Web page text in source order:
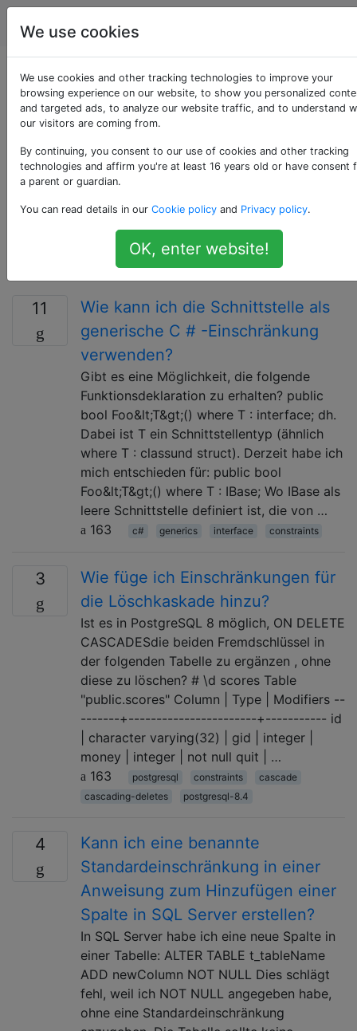
Programmierung
Als «constraints»
getaggte Fragen
Eine Einschränkung ist eine Bedingung, die in einem
bestimmten Kontext erfüllt sein muss. Einschränkungen
Programmiersprachen verwendet, um Fehler zu
erkennen, Datenkonsistenz und -genauigkeit
sicherzustellen und Geschäftsanforderungen
11
Wie kann ich die Schnittstelle als
generische C # -Einschränkung
verwenden?
Gibt es eine Möglichkeit, die folgende
Funktionsdeklaration zu erhalten? public
bool Foo&lt;T&gt;() where T : interface; dh.
Dabei ist T ein Schnittstellentyp (ähnlich
where T : classund struct). Derzeit habe ich
mich entschieden für: public bool
Foo&lt;T&gt;() where T : IBase; Wo IBase als
leere Schnittstelle definiert ist, die von …
163
c# generics interface constraints
3
Wie füge ich Einschränkungen für
die Löschkaskade hinzu?
Ist es in PostgreSQL 8 möglich, ON DELETE
CASCADESdie beiden Fremdschlüssel in
der folgenden Tabelle zu ergänzen , ohne
diese zu löschen? # \d scores Table
"public.scores" Column | Type | Modifiers --
-------+-----------------------+----------- id
| character varying(32) | gid | integer |
money | integer | not null quit | …
163
postgresql constraints
cascade
cascading-deletes
postgresql-8.4
4
Kann ich eine benannte
Standardeinschränkung in einer
Anweisung zum Hinzufügen einer
Spalte in SQL Server erstellen?
In SQL Server habe ich eine neue Spalte in
einer Tabelle: ALTER TABLE t_tableName
ADD newColumn NOT NULL Dies schlägt
fehl, weil ich NOT NULL angegeben habe,
ohne eine Standardeinschränkung
We use cookies
We use cookies and other tracking technologies to improve your
browsing experience on our website, to show you personalized
and targeted ads, to analyze our website traffic, and to understand
our visitors are coming from.
By continuing, you consent to our use of cookies and other tracking
technologies and affirm you're at least 16 years old or have consent
a parent or guardian.
You can read details in our Cookie policy and Privacy policy.
OK, enter website!